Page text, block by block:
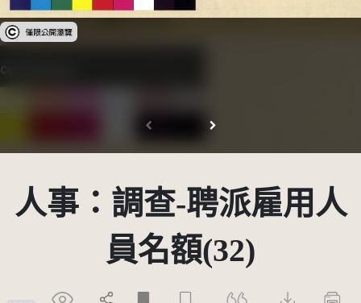
受著作權法保護-僅限於本平台有限度公開瀏覽
人事：調查-聘派雇用人
員名額(32)